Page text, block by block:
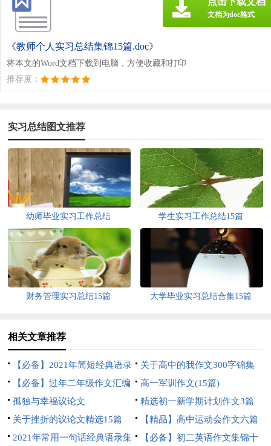
《教师个人实习总结集锦15篇.doc》
将本文的Word文档下载到电脑，方便收藏和打印
推荐度：
文档为doc格式
实习总结图文推荐
幼师毕业实习工作总结 学生实习工作总结15篇
财务管理实习总结15篇 大学毕业实习总结合集15篇
相关文章推荐
【必备】2021年简短经典语录
锦集76条
关于高中的我作文300字锦集
七篇
【必备】过年二年级作文汇编
5篇
高一军训作文(15篇)
孤独与幸福议论文
精选初一新学期计划作文3篇
关于挫折的议论文精选15篇
【精品】高中运动会作文六篇
2021年常用一句话经典语录集
【必备】初二英语作文集锦十